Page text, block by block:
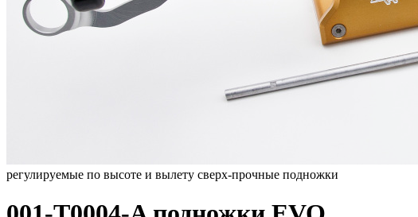
регулируемые по высоте и вылету сверх-прочные подножки